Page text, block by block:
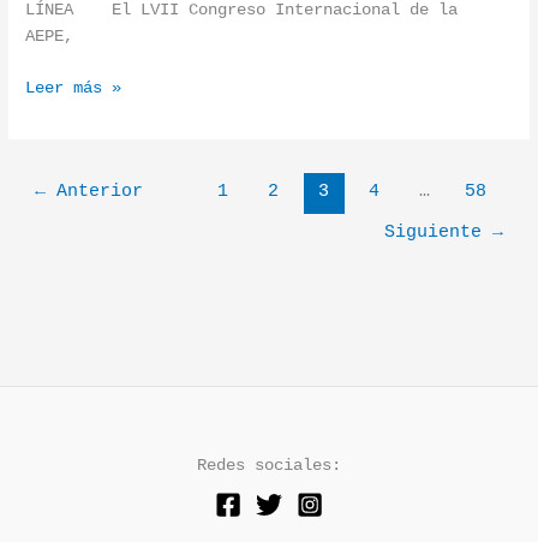
LÍNEA El LVII Congreso Internacional de la
AEPE,
Leer más »
← Anterior 1 2 3 4 … 58
Siguiente →
Redes sociales: